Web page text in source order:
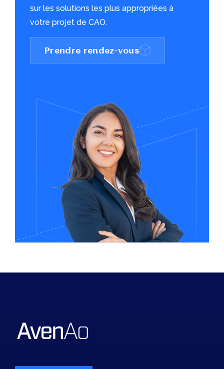
sur les solutions les plus appropriées à
votre projet de CAO.
Prendre rendez-vous